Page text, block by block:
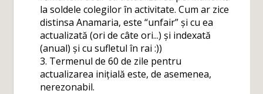
la soldele colegilor în activitate. Cum ar zice
distinsa Anamaria, este “unfair” și cu ea
actualizată (ori de câte ori...) și indexată
(anual) și cu sufletul în rai :))
3. Termenul de 60 de zile pentru
actualizarea inițială este, de asemenea,
nerezonabil.